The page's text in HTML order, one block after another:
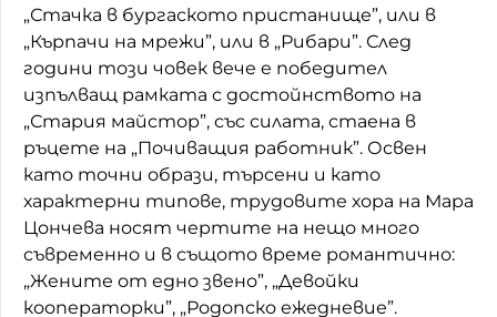
„Стачка в бургаското пристанище”, или в
„Кърпачи на мрежи”, или в „Рибари”. След
години този човек вече е победител
изпълващ рамката с достойнството на
„Стария майстор”, със силата, стаена в
ръцете на „Почиващия работник”. Освен
като точни образи, търсени и като
характерни типове, трудовите хора на Мара
Цончева носят чертите на нещо много
съвременно и в същото време романтично:
„Жените от едно звено”, „Девойки
кооператорки”, „Родопско ежедневие”.